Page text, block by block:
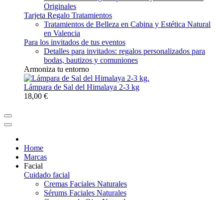
Originales
Tarjeta Regalo Tratamientos
Tratamientos de Belleza en Cabina y Estética Natural
en Valencia
Para los invitados de tus eventos
Detalles para invitados: regalos personalizados para
bodas, bautizos y comuniones
Armoniza tu entorno
Lámpara de Sal del Himalaya 2-3 kg
18,00 €
Home
Marcas
Facial
Cuidado facial
Cremas Faciales Naturales
Sérums Faciales Naturales